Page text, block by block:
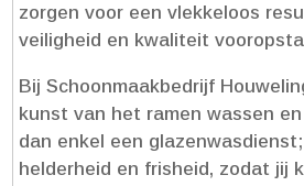
zorgen voor een vlekkeloos
veiligheid en kwaliteit
Bij Schoonmaakbedrijf
kunst van het ramen wassen
dan enkel een
helderheid en frisheid, zodat jij